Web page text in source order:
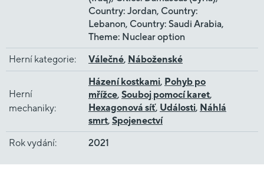
Country: Jordan, Country:
Lebanon, Country: Saudi Arabia,
Theme: Nuclear option
Herní kategorie: Válečné, Náboženské
Herní
mechaniky:
Házení kostkami, Pohyb po
mřížce, Souboj pomocí karet,
Hexagonová síť, Události, Náhlá
smrt, Spojenectví
Rok vydání: 2021